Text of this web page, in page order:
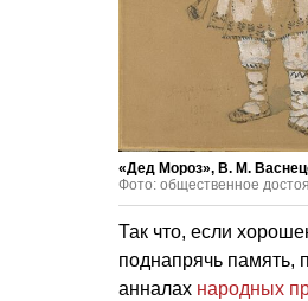
«Дед Мороз», В. М.
Фото: общественное
Так что, если
поднапрячь память,
анналах народных